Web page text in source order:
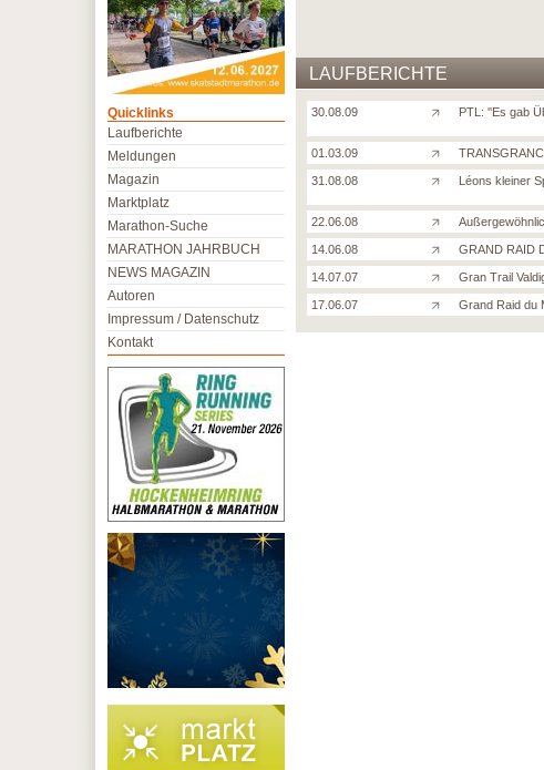
LAUFBERICHTE
30.08.09 PTL: ''Es gab
01.03.09
31.08.08 Léons kleiner
22.06.08
14.06.08 GRAND RAID
14.07.07 Gran Trail
17.06.07 Grand Raid du
Quicklinks
Laufberichte
Meldungen
Magazin
Marktplatz
Marathon-Suche
MARATHON JAHRBUCH
NEWS MAGAZIN
Autoren
Impressum / Datenschutz
Kontakt